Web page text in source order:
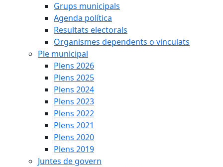
Grups municipals
Agenda política
Resultats electorals
Organismes dependents o vinculats
Ple municipal
Plens 2026
Plens 2025
Plens 2024
Plens 2023
Plens 2022
Plens 2021
Plens 2020
Plens 2019
Juntes de govern